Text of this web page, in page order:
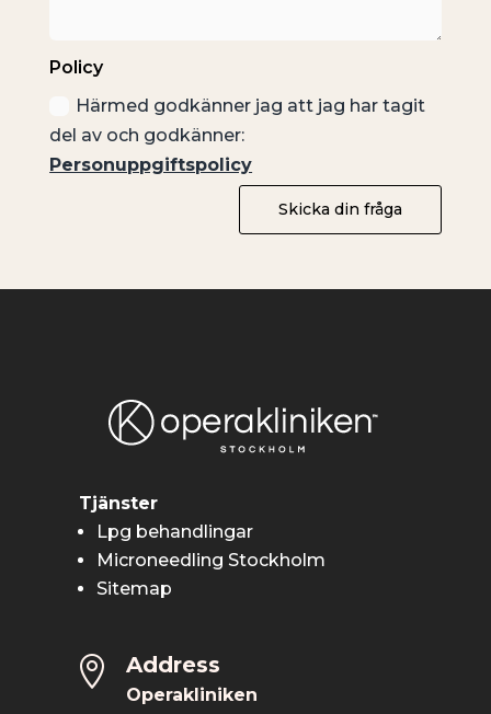
Policy
Härmed godkänner jag att jag har tagit
del av och godkänner:
Personuppgiftspolicy
Skicka din fråga
Tjänster
Lpg behandlingar
Microneedling Stockholm
Sitemap
 Address
Operakliniken